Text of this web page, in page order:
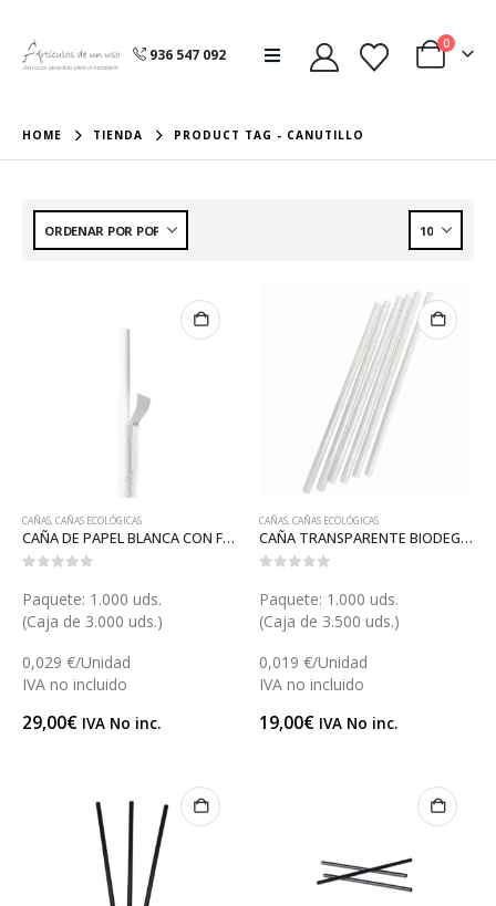
936 547 092
0
HOME TIENDA PRODUCT TAG - CANUTILLO
CAÑAS,CAÑAS ECOLÓGICAS
CAÑA DE PAPEL BLANCA CON FUNDA (GP25086)
Paquete: 1.000 uds.
(Caja de 3.000 uds.)
0,029 €/Unidad
IVA no incluido
29,00€ IVA No inc.
CAÑAS,CAÑAS ECOLÓGICAS
CAÑA TRANSPARENTE BIODEGRADABLE 8 (X032BB)
Paquete: 1.000 uds.
(Caja de 3.500 uds.)
0,019 €/Unidad
IVA no incluido
19,00€ IVA No inc.